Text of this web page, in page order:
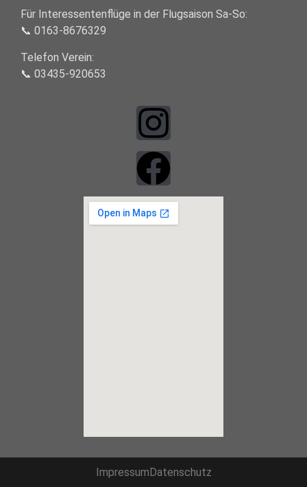
Für Interessentenflüge in der Flugsaison Sa-So:
📞 0163-8676329
Telefon Verein:
📞 03435-920653
Impressum Datenschutz